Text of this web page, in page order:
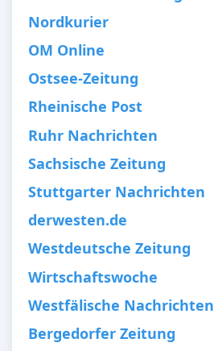
Nordkurier
OM Online
Ostsee-Zeitung
Rheinische Post
Ruhr Nachrichten
Sachsische Zeitung
Stuttgarter Nachrichten
derwesten.de
Westdeutsche Zeitung
Wirtschaftswoche
Westfälische Nachrichten
Bergedorfer Zeitung